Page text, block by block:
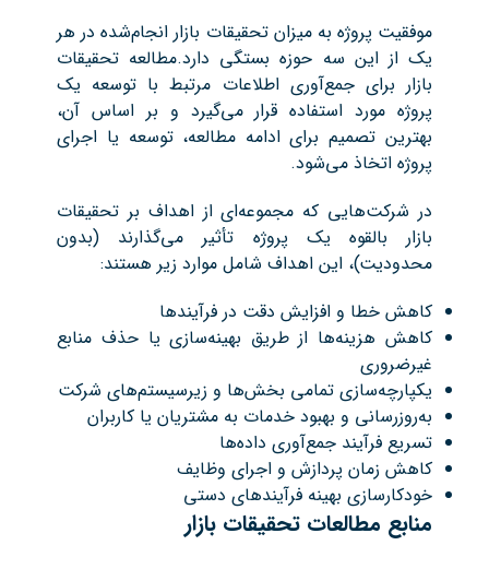
موفقیت پروژه به میزان تحقیقات بازار انجام‌شده در هر
یک از این سه حوزه بستگی دارد.مطالعه تحقیقات
بازار برای جمع‌آوری اطلاعات مرتبط با توسعه یک
پروژه مورد استفاده قرار می‌گیرد و بر اساس آن،
بهترین تصمیم برای ادامه مطالعه، توسعه یا اجرای
پروژه اتخاذ می‌شود.
در شرکت‌هایی که مجموعه‌ای از اهداف بر تحقیقات
بازار بالقوه یک پروژه تأثیر می‌گذارند (بدون
محدودیت)، این اهداف شامل موارد زیر هستند:
کاهش خطا و افزایش دقت در فرآیندها
کاهش هزینه‌ها از طریق بهینه‌سازی یا حذف منابع
غیرضروری
یکپارچه‌سازی تمامی بخش‌ها و زیرسیستم‌های شرکت
به‌روزرسانی و بهبود خدمات به مشتریان یا کاربران
تسریع فرآیند جمع‌آوری داده‌ها
کاهش زمان پردازش و اجرای وظایف
خودکارسازی بهینه فرآیندهای دستی
منابع مطالعات تحقیقات بازار